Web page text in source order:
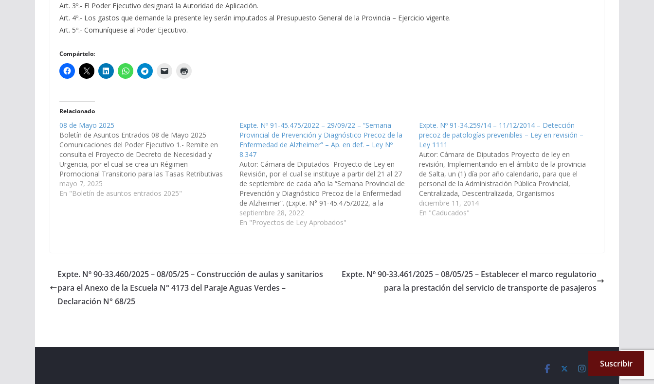
Art. 3º.- El Poder Ejecutivo designará la Autoridad de Aplicación.
Art. 4º.- Los gastos que demande la presente ley serán imputados al Presupuesto General de la Provincia – Ejercicio vigente.
Art. 5º.- Comuníquese al Poder Ejecutivo.
Compártelo:
Relacionado
08 de Mayo 2025
Boletín de Asuntos Entrados 08 de Mayo 2025
Comunicaciones del Poder Ejecutivo 1.- Remite en
consulta el Proyecto de Decreto de Necesidad y
Urgencia, por el cual se crea un Régimen
Promocional Transitorio para las Tasas Retributivas
de Servicios establecidas en el apartado 3 del artículo
29 de la Ley…
mayo 7, 2025
En "Boletín de asuntos entrados 2025"
Expte. Nº 91-45.475/2022 – 29/09/22 – “Semana
Provincial de Prevención y Diagnóstico Precoz de la
Enfermedad de Alzheimer” – Ap. en def. – Ley Nº
8.347
Autor: Cámara de Diputados Proyecto de Ley en
Revisión, por el cual se instituye a partir del 21 al 27
de septiembre de cada año la “Semana Provincial de
Prevención y Diagnóstico Precoz de la Enfermedad
de Alzheimer”. (Expte. N° 91-45.475/2022, a la
Comisión de Salud Pública y Seguridad Social).
Aprobado…
septiembre 28, 2022
En "Proyectos de Ley Aprobados"
Expte. Nº 91-34.259/14 – 11/12/2014 – Detección
precoz de patologías prevenibles – Ley en revisión –
Ley 1111
Autor: Cámara de Diputados Proyecto de ley en
revisión, Implementando en el ámbito de la provincia
de Salta, un (1) día por año calendario, para que el
personal de la Administración Pública Provincial,
Centralizada, Descentralizada, Organismos
Autárquicos, Poder Legislativo y Poder Judicial,
puedan ausentarse de las tareas cotidianas con la…
diciembre 11, 2014
En "Caducados"
Expte. Nº 90-33.460/2025 – 08/05/25 – Construcción de aulas y sanitarios
para el Anexo de la Escuela N° 4173 del Paraje Aguas Verdes –
Declaración N° 68/25
Expte. Nº 90-33.461/2025 – 08/05/25 – Establecer el marco regulatorio
para la prestación del servicio de transporte de pasajeros
Suscribir